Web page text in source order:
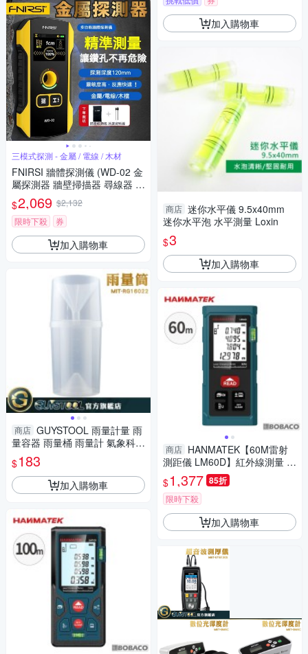
三模式探測 - 金屬 / 電線 / 木材
FNIRSI 牆體探測儀 (WD-02 金
屬探測器 牆壁掃描器 尋線器 木
檔感應 牆體偵測器 電線偵測 鑽
孔定位)
$2,069 $2,132
限時下殺
券
加入購物車
商店 GUYSTOOL 雨量計量 雨
量容器 雨量桶 雨量計 氣象科學
小學自然科學儀器 塑料 測雨量
$183
加入購物車
加入購物車
商店 迷你水平儀 9.5x40mm
迷你水平泡 水平測量 Loxin
$3
加入購物車
商店 HANMATEK【60M雷射
測距儀 LM60D】紅外線測量 雷
射尺 電子尺 量距機 裝潢建築工
程
$1,377 85折
限時下殺
加入購物車